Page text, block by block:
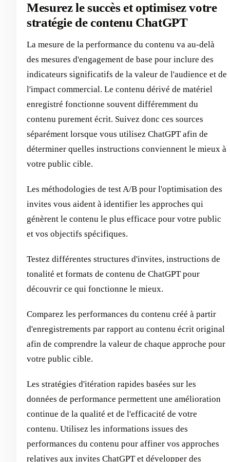
Mesurez le succès et optimisez votre
stratégie de contenu ChatGPT
La mesure de la performance du contenu va au-delà
des mesures d'engagement de base pour inclure des
indicateurs significatifs de la valeur de l'audience et de
l'impact commercial. Le contenu dérivé de matériel
enregistré fonctionne souvent différemment du
contenu purement écrit. Suivez donc ces sources
séparément lorsque vous utilisez ChatGPT afin de
déterminer quelles instructions conviennent le mieux à
votre public cible.
Les méthodologies de test A/B pour l'optimisation des
invites vous aident à identifier les approches qui
génèrent le contenu le plus efficace pour votre public
et vos objectifs spécifiques.
Testez différentes structures d'invites, instructions de
tonalité et formats de contenu de ChatGPT pour
découvrir ce qui fonctionne le mieux.
Comparez les performances du contenu créé à partir
d'enregistrements par rapport au contenu écrit original
afin de comprendre la valeur de chaque approche pour
votre public cible.
Les stratégies d'itération rapides basées sur les
données de performance permettent une amélioration
continue de la qualité et de l'efficacité de votre
contenu. Utilisez les informations issues des
performances du contenu pour affiner vos approches
relatives aux invites ChatGPT et développer des